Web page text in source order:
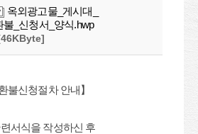
옥외광고물_게시대_
불_신청서_양식.hwp
환불신청절차 안내】
서식을 작성하신 후